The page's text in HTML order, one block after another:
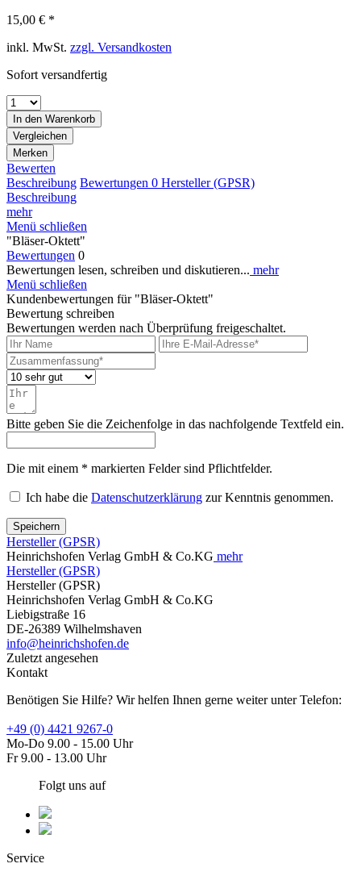
15,00 € *
inkl. MwSt. zzgl. Versandkosten
Sofort versandfertig
In den Warenkorb
Vergleichen
Merken
Bewerten
Beschreibung Bewertungen 0 Hersteller (GPSR)
Beschreibung
mehr
Menü schließen
"Bläser-Oktett"
Bewertungen 0
Bewertungen lesen, schreiben und diskutieren... mehr
Menü schließen
Kundenbewertungen für "Bläser-Oktett"
Bewertung schreiben
Bewertungen werden nach Überprüfung freigeschaltet.
Bitte geben Sie die Zeichenfolge in das nachfolgende Textfeld ein.
Die mit einem * markierten Felder sind Pflichtfelder.
Ich habe die Datenschutzerklärung zur Kenntnis genommen.
Speichern
Hersteller (GPSR)
Heinrichshofen Verlag GmbH & Co.KG mehr
Hersteller (GPSR)
Hersteller (GPSR)
Heinrichshofen Verlag GmbH & Co.KG
Liebigstraße 16
DE-26389 Wilhelmshaven
info@heinrichshofen.de
Zuletzt angesehen
Kontakt
Benötigen Sie Hilfe? Wir helfen Ihnen gerne weiter unter Telefon:
+49 (0) 4421 9267-0
Mo-Do 9.00 - 15.00 Uhr
Fr 9.00 - 13.00 Uhr
Folgt uns auf
Service